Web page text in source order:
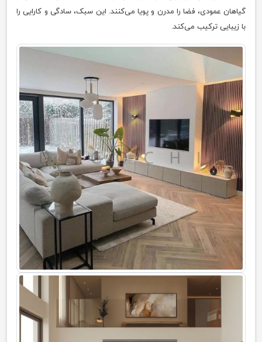
گیاهان عمودی، فضا را مدرن و پویا می‌کنند. این سبک، سادگی و کارایی را
با زیبایی ترکیب می‌کند.